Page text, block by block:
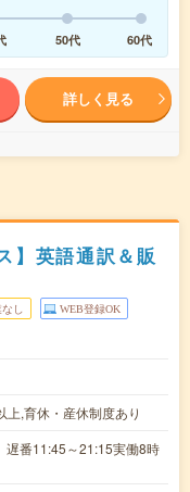
50代 60代
詳しく見る
】英語通訳＆販
し WEB登録OK
,育休・産休制度あり
番11:45～21:15実働8時